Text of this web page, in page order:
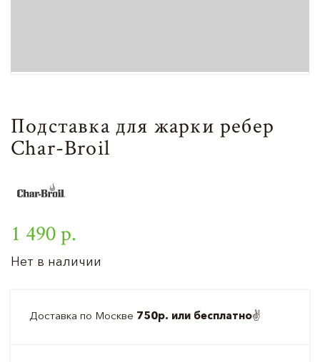
Подставка для жарки ребер
Char-Broil
1 490 р.
Нет в наличии
Доставка по Москве 750р. или бесплатно✌️